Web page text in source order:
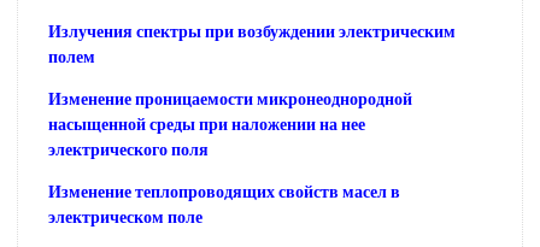
Излучения спектры при возбуждении электрическим
полем
Изменение проницаемости микронеоднородной
насыщенной среды при наложении на нее
электрического поля
Изменение теплопроводящих свойств масел в
электрическом поле